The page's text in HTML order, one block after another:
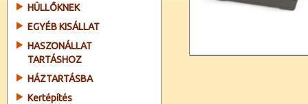
HÜLLŐKNEK
EGYÉB KISÁLLAT
HASZONÁLLAT
TARTÁSHOZ
HÁZTARTÁSBA
Kertépítés